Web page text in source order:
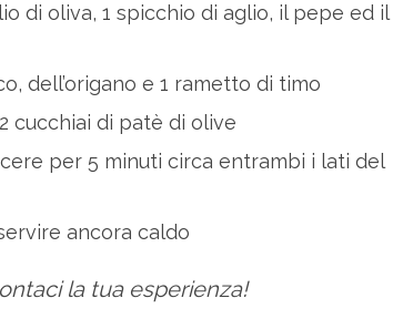
di oliva, 1 spicchio di aglio, il pepe ed il
dell’origano e 1 rametto di timo
cucchiai di patè di olive
per 5 minuti circa entrambi i lati del
ancora caldo
la tua esperienza!